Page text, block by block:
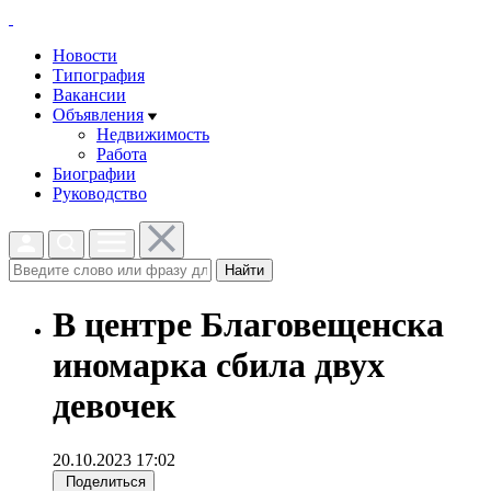
Новости
Типография
Вакансии
Объявления
Недвижимость
Работа
Биографии
Руководство
Найти
В центре Благовещенска
иномарка сбила двух
девочек
20.10.2023 17:02
Поделиться